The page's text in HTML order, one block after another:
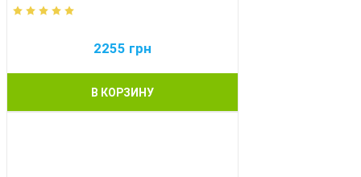
2255 грн
В КОРЗИНУ